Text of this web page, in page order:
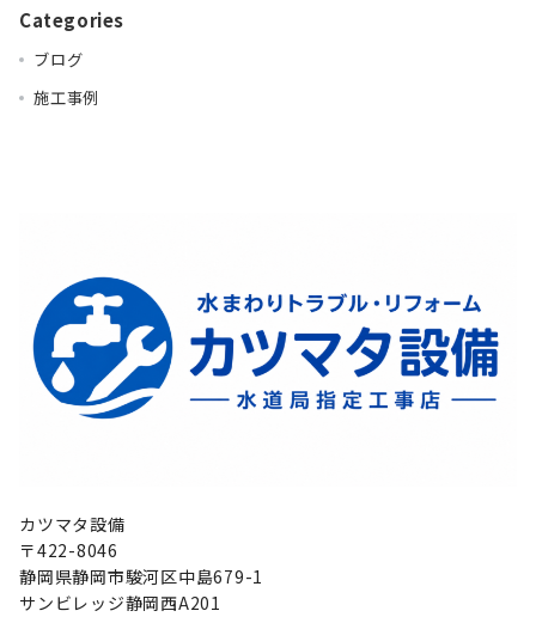
Categories
ブログ
施工事例
カツマタ設備
〒422-8046
静岡県静岡市駿河区中島679-1
サンビレッジ静岡西A201